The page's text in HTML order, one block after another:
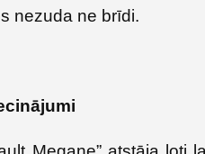
nezuda ne brīdi.